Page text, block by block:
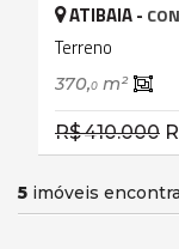
ATIBAIA -
Terreno
370,0 m²
R$ 410.000
5 imóveis